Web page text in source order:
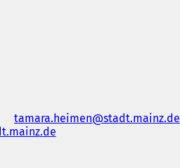
tamara.heimen stadt.mainz de
de